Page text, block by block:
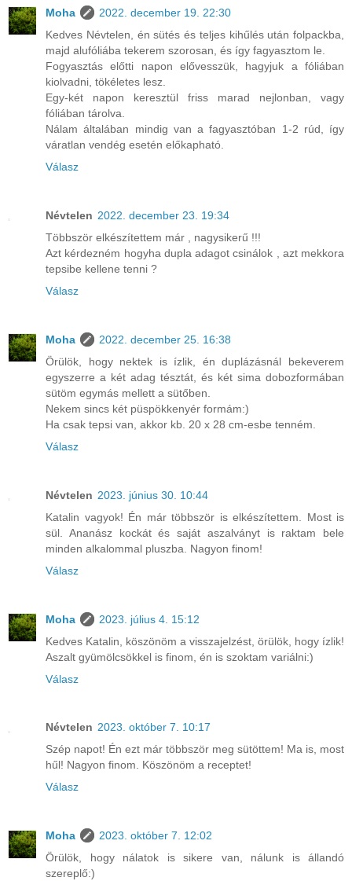
Moha
2022. december 19. 22:30
Kedves Névtelen, én sütés és teljes kihűlés után folpackba,
majd alufóliába tekerem szorosan, és így fagyasztom le.
Fogyasztás előtti napon elővesszük, hagyjuk a fóliában
kiolvadni, tökéletes lesz.
Egy-két napon keresztül friss marad nejlonban, vagy
fóliában tárolva.
Nálam általában mindig van a fagyasztóban 1-2 rúd, így
váratlan vendég esetén előkapható.
Válasz
Névtelen 2022. december 23. 19:34
Többször elkészítettem már , nagysikerű !!!
Azt kérdezném hogyha dupla adagot csinálok , azt mekkora
tepsibe kellene tenni ?
Válasz
Moha
2022. december 25. 16:38
Örülök, hogy nektek is ízlik, én duplázásnál bekeverem
egyszerre a két adag tésztát, és két sima dobozformában
sütöm egymás mellett a sütőben.
Nekem sincs két püspökkenyér formám:)
Ha csak tepsi van, akkor kb. 20 x 28 cm-esbe tenném.
Válasz
Névtelen 2023. június 30. 10:44
Katalin vagyok! Én már többször is elkészítettem. Most is
sül. Ananász kockát és saját aszalványt is raktam bele
minden alkalommal pluszba. Nagyon finom!
Válasz
Moha
2023. július 4. 15:12
Kedves Katalin, köszönöm a visszajelzést, örülök, hogy ízlik!
Aszalt gyümölcsökkel is finom, én is szoktam variálni:)
Válasz
Névtelen 2023. október 7. 10:17
Szép napot! Én ezt már többször meg sütöttem! Ma is, most
hűl! Nagyon finom. Köszönöm a receptet!
Válasz
Moha
2023. október 7. 12:02
Örülök, hogy nálatok is sikere van, nálunk is állandó
szereplő:)